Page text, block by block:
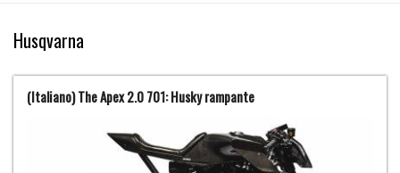
Husqvarna
(Italiano) The Apex 2.0 701: Husky rampante